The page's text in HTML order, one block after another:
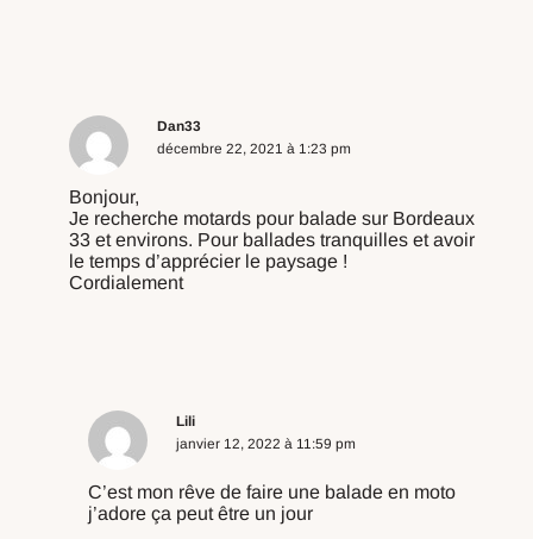
Dan33
décembre 22, 2021 à 1:23 pm
Bonjour,
Je recherche motards pour balade sur Bordeaux
33 et environs. Pour ballades tranquilles et avoir
le temps d’apprécier le paysage !
Cordialement
Lili
janvier 12, 2022 à 11:59 pm
C’est mon rêve de faire une balade en moto
j’adore ça peut être un jour